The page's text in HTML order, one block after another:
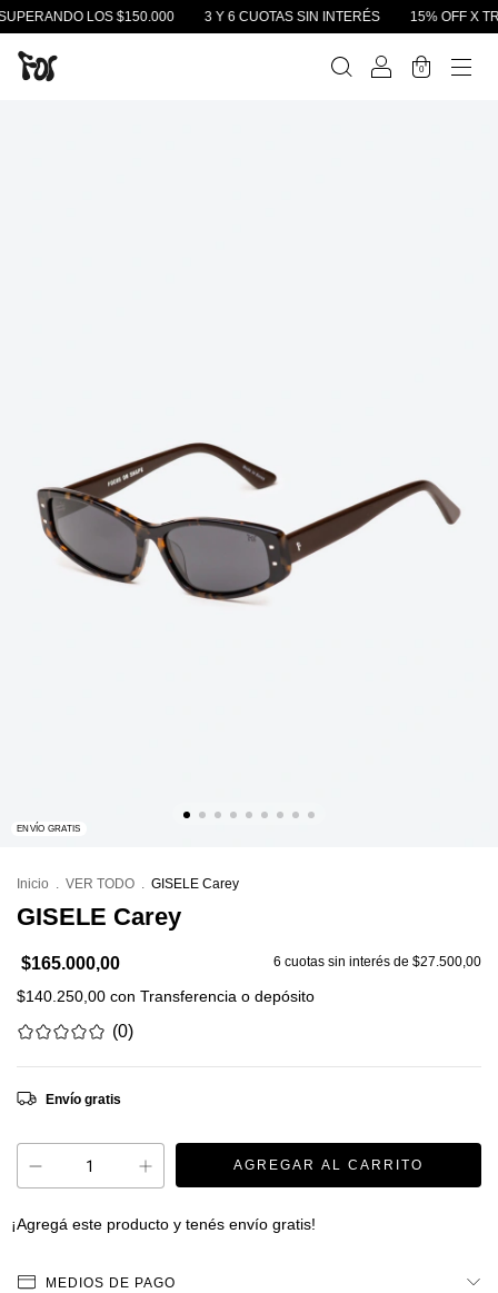
LOS $150.000 3 Y 6 CUOTAS SIN INTERÉS 15% OFF X
0
ENVÍO GRATIS
Inicio . VER TODO . GISELE Carey
GISELE Carey
$165.000,00 6 cuotas sin interés de $27.500,00
$140.250,00 con Transferencia o depósito
(0)
Envío gratis
¡Agregá este producto y tenés envío gratis!
MEDIOS DE PAGO